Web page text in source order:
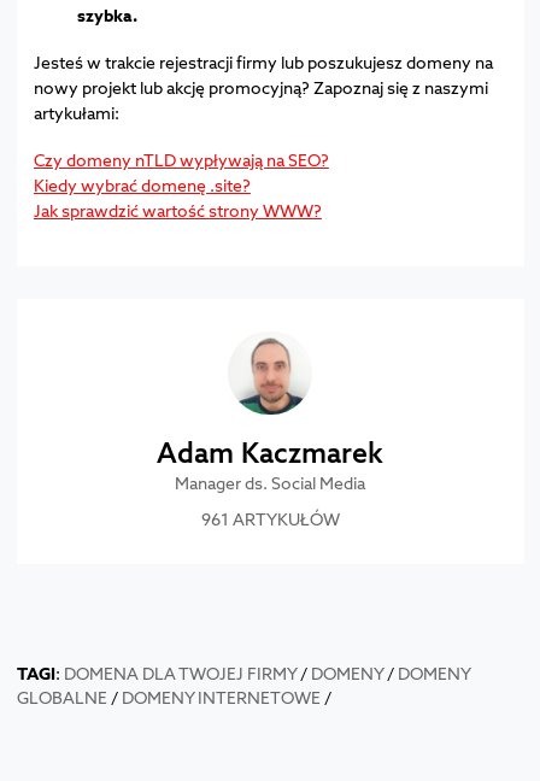
szybka.
Jesteś w trakcie rejestracji firmy lub poszukujesz domeny na
nowy projekt lub akcję promocyjną? Zapoznaj się z naszymi
artykułami:
Czy domeny nTLD wypływają na SEO?
Kiedy wybrać domenę .site?
Jak sprawdzić wartość strony WWW?
Adam Kaczmarek
Manager ds. Social Media
961 ARTYKUŁÓW
TAGI: DOMENA DLA TWOJEJ FIRMY/ DOMENY/ DOMENY
GLOBALNE / DOMENY INTERNETOWE /